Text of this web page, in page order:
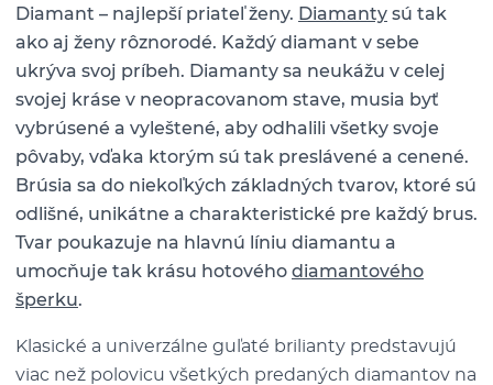
Diamant – najlepší priateľ ženy. Diamanty sú tak
ako aj ženy rôznorodé. Každý diamant v sebe
ukrýva svoj príbeh. Diamanty sa neukážu v celej
svojej kráse v neopracovanom stave, musia byť
vybrúsené a vyleštené, aby odhalili všetky svoje
pôvaby, vďaka ktorým sú tak preslávené a cenené.
Brúsia sa do niekoľkých základných tvarov, ktoré sú
odlišné, unikátne a charakteristické pre každý brus.
Tvar poukazuje na hlavnú líniu diamantu a
umocňuje tak krásu hotového diamantového
šperku.
Klasické a univerzálne guľaté brilianty predstavujú
viac než polovicu všetkých predaných diamantov na